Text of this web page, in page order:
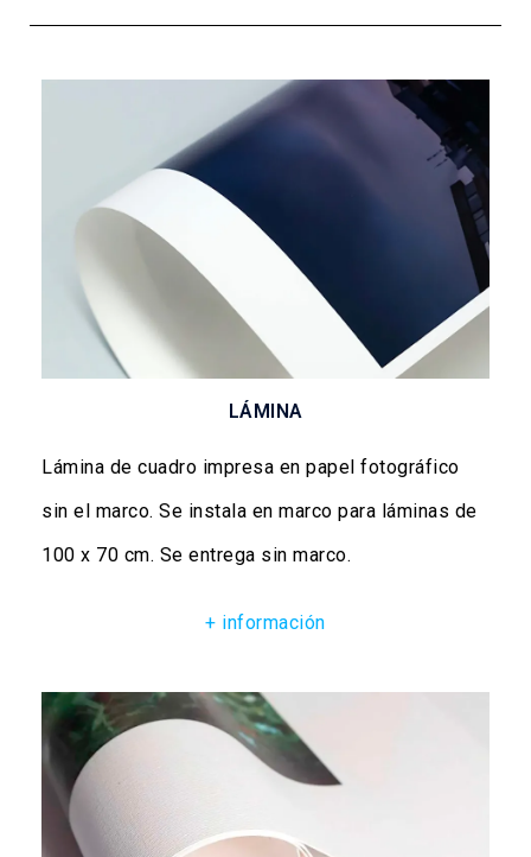
LÁMINA
Lámina de cuadro impresa en papel fotográfico
sin el marco. Se instala en marco para láminas de
100 x 70 cm. Se entrega sin marco.
+ información